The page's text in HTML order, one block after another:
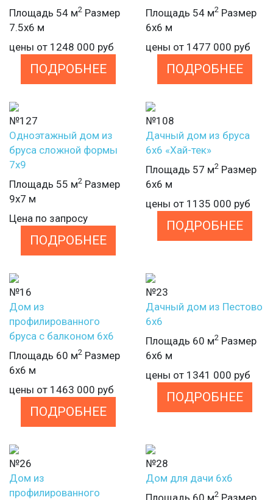
Площадь 54 м2 Размер
7.5х6 м
цены от 1248 000 руб
ПОДРОБНЕЕ
Площадь 54 м2 Размер
6х6 м
цены от 1477 000 руб
ПОДРОБНЕЕ
№127
Одноэтажный дом из
бруса сложной формы
7х9
Площадь 55 м2 Размер
9х7 м
Цена по запросу
ПОДРОБНЕЕ
№108
Дачный дом из бруса
6х6 «Хай-тек»
Площадь 57 м2 Размер
6х6 м
цены от 1135 000 руб
ПОДРОБНЕЕ
№16
Дом из
профилированного
бруса с балконом 6х6
Площадь 60 м2 Размер
6х6 м
цены от 1463 000 руб
ПОДРОБНЕЕ
№23
Дачный дом из Пестово
6х6
Площадь 60 м2 Размер
6х6 м
цены от 1341 000 руб
ПОДРОБНЕЕ
№26
Дом из
профилированного
№28
Дом для дачи 6х6
Площадь 60 м2 Размер